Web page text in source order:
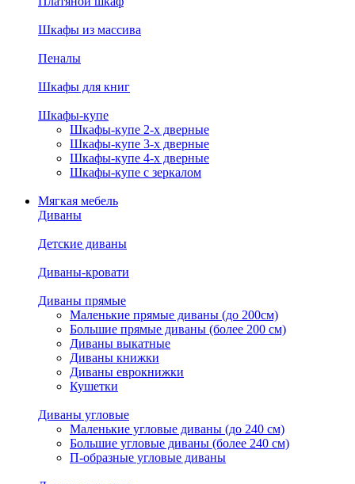
Шкафы из массива
Пеналы
Шкафы для книг
Шкафы-купе
Шкафы-купе 2-х дверные
Шкафы-купе 3-х дверные
Шкафы-купе 4-х дверные
Шкафы-купе с зеркалом
Мягкая мебель
Диваны
Детские диваны
Диваны-кровати
Диваны прямые
Маленькие прямые диваны (до 200см)
Большие прямые диваны (более 200 см)
Диваны выкатные
Диваны книжки
Диваны еврокнижки
Кушетки
Диваны угловые
Маленькие угловые диваны (до 240 см)
Большие угловые диваны (более 240 см)
П-образные угловые диваны